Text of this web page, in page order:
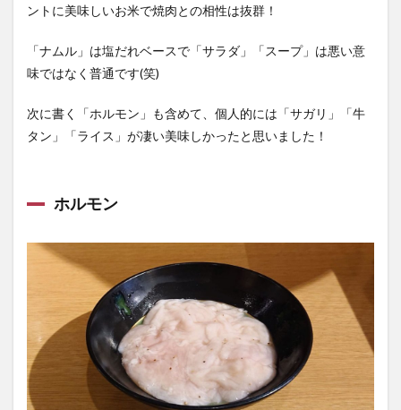
ントに美味しいお米で焼肉との相性は抜群！
「ナムル」は塩だれベースで「サラダ」「スープ」は悪い意
味ではなく普通です(笑)
次に書く「ホルモン」も含めて、個人的には「サガリ」「牛
タン」「ライス」が凄い美味しかったと思いました！
ホルモン